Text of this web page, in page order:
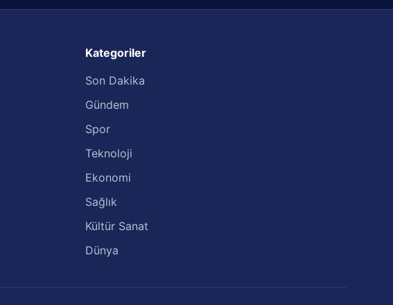
Kategoriler
Son Dakika
Gündem
Spor
Teknoloji
Ekonomi
Sağlık
Kültür Sanat
Dünya